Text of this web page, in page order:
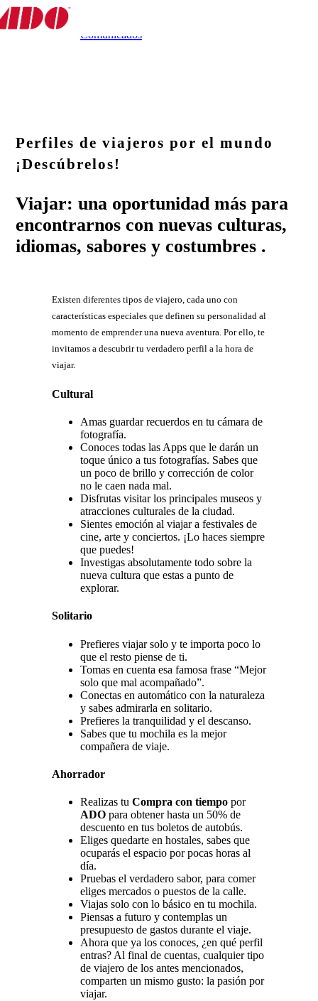
Tips y más
Perfiles de viajeros por el mundo
¡Descúbrelos!
Viajar: una oportunidad más para
encontrarnos con nuevas culturas,
idiomas, sabores y costumbres .
Existen diferentes tipos de viajero, cada uno con
características especiales que definen su personalidad al
momento de emprender una nueva aventura. Por ello, te
invitamos a descubrir tu verdadero perfil a la hora de
viajar.
Cultural
Amas guardar recuerdos en tu cámara de
fotografía.
Conoces todas las Apps que le darán un
toque único a tus fotografías. Sabes que
un poco de brillo y corrección de color
no le caen nada mal.
Disfrutas visitar los principales museos y
atracciones culturales de la ciudad.
Sientes emoción al viajar a festivales de
cine, arte y conciertos. ¡Lo haces siempre
que puedes!
Investigas absolutamente todo sobre la
nueva cultura que estas a punto de
explorar.
Solitario
Prefieres viajar solo y te importa poco lo
que el resto piense de ti.
Tomas en cuenta esa famosa frase “Mejor
solo que mal acompañado”.
Conectas en automático con la naturaleza
y sabes admirarla en solitario.
Prefieres la tranquilidad y el descanso.
Sabes que tu mochila es la mejor
compañera de viaje.
Ahorrador
Realizas tu Compra con tiempopor
ADOpara obtener hasta un 50% de
descuento en tus boletos de autobús.
Eliges quedarte en hostales, sabes que
ocuparás el espacio por pocas horas al
día.
Pruebas el verdadero sabor, para comer
eliges mercados o puestos de la calle.
Viajas solo con lo básico en tu mochila.
Piensas a futuro y contemplas un
presupuesto de gastos durante el viaje.
Ahora que ya los conoces, ¿en qué perfil
entras? Al final de cuentas, cualquier tipo
de viajero de los antes mencionados,
comparten un mismo gusto: la pasión por
viajar.
Comunicados